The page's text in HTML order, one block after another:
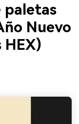
paletas
Nuevo
HEX)